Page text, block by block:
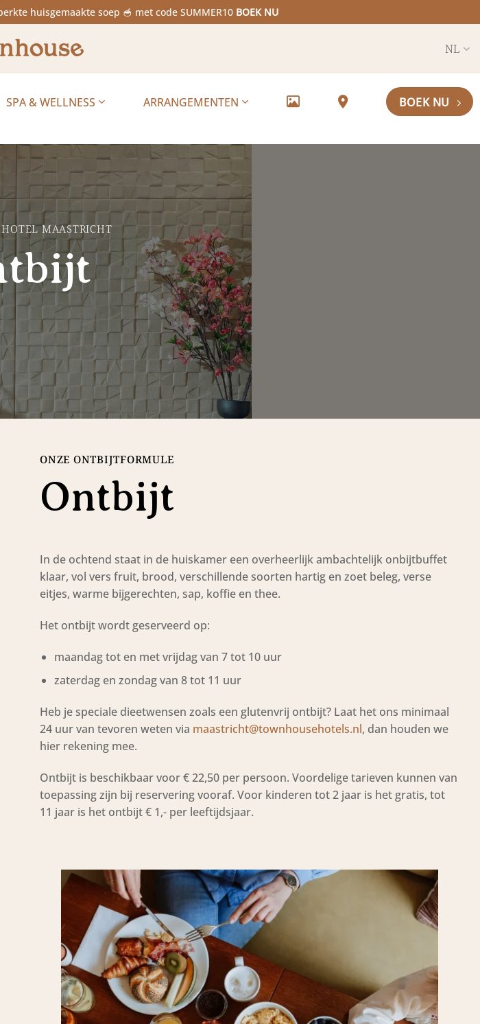
huisgemaakte soep 🥣 met code SUMMER10 BOEK NU
NL
SPA & WELLNESS ARRANGEMENTEN BOEK NU
MAASTRICHT
ONZE ONTBIJTFORMULE
Ontbijt
In de ochtend staat in de huiskamer een overheerlijk ambachtelijk onbijtbuffet
klaar, vol vers fruit, brood, verschillende soorten hartig en zoet beleg, verse
eitjes, warme bijgerechten, sap, koffie en thee.
Het ontbijt wordt geserveerd op:
maandag tot en met vrijdag van 7 tot 10 uur
zaterdag en zondag van 8 tot 11 uur
Heb je speciale dieetwensen zoals een glutenvrij ontbijt? Laat het ons minimaal
24 uur van tevoren weten via maastricht@townhousehotels.nl, dan houden we
hier rekening mee.
Ontbijt is beschikbaar voor € 22,50 per persoon. Voordelige tarieven kunnen van
toepassing zijn bij reservering vooraf. Voor kinderen tot 2 jaar is het gratis, tot
11 jaar is het ontbijt € 1,- per leeftijdsjaar.